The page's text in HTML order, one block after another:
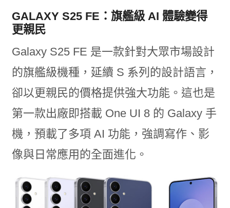
GALAXY S25 FE：旗艦級 AI 體驗變得
更親民
Galaxy S25 FE 是一款針對大眾市場設計
的旗艦級機種，延續 S 系列的設計語言，
卻以更親民的價格提供強大功能。這也是
第一款出廠即搭載 One UI 8 的 Galaxy 手
機，預載了多項 AI 功能，強調寫作、影
像與日常應用的全面進化。